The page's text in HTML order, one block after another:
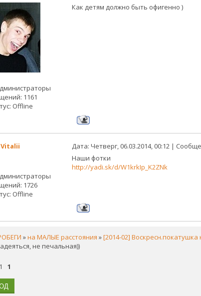
1161
Offline
Как детям должно быть офигенно )
Vitalii Дата: Четверг, 06.03.2014, 00:12 |
1726
Offline
Наши фотки
http://yadi.sk/d/W1krkIp_K2ZNk
»на МАЛЫЕ расстояния »[2014-02]
не печальная))
1
1